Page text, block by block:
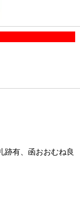
跡有、函おおむね良